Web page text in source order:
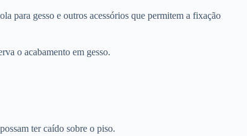
para gesso e outros acessórios que permitem a fixação
o acabamento em gesso.
ter caído sobre o piso.